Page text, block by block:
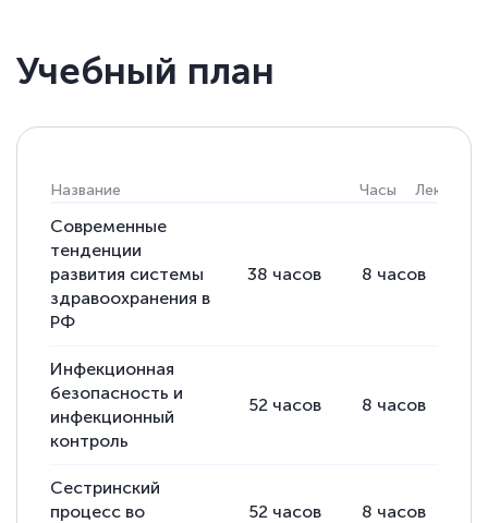
интересующие вопросы и в течении
двух…
Светлана К
10 марта 2026
Оставила заявку на обучение онлайн, мне
быстро ответили, разъяснили все детали.
количество тематической литературы,
пособий и учебников доступно на время
прохождения курса, удобная система
аттестации, проблем не возникло ни на
каком этапе…
Учебный план
Название Часы Лекции
Современные
тенденции
развития системы
здравоохранения в
РФ
38 часов 8 часов
Инфекционная
безопасность и
инфекционный
контроль
52 часов 8 часов
Сестринский
процесс во
52 часов 8 часов